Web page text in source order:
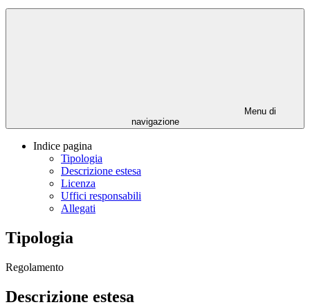
Menu di
navigazione
Indice pagina
Tipologia
Descrizione estesa
Licenza
Uffici responsabili
Allegati
Tipologia
Regolamento
Descrizione estesa